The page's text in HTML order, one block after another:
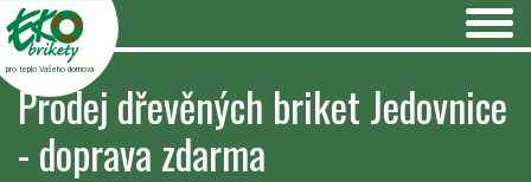
pro teplo Vašeho domova
Prodej dřevěných briket Jedovnice
- doprava zdarma